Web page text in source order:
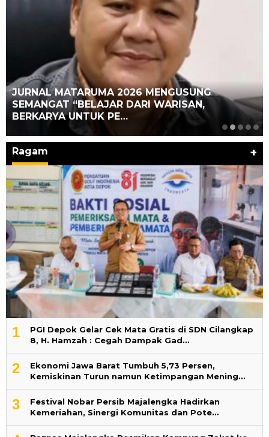
JURNAL MATARUMA 2026 MENGUSUNG
SEMANGAT “BELAJAR DARI WARISAN,
BERKARYA UNTUK PE…
Ragam +
1
PGI Depok Gelar Cek Mata Gratis di SDN Cilangkap
8, H. Hamzah : Cegah Dampak Gad…
2
Ekonomi Jawa Barat Tumbuh 5,73 Persen,
Kemiskinan Turun namun Ketimpangan Mening…
3
Festival Nobar Persib Majalengka Hadirkan
Kemeriahan, Sinergi Komunitas dan Pote…